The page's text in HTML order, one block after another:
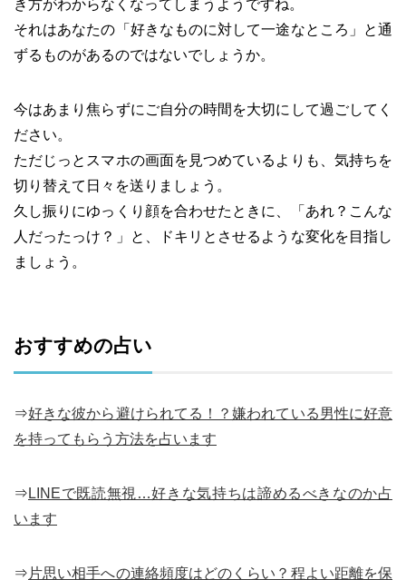
き方がわからなくなってしまうようですね。
それはあなたの「好きなものに対して一途なところ」と通
ずるものがあるのではないでしょうか。
今はあまり焦らずにご自分の時間を大切にして過ごしてく
ださい。
ただじっとスマホの画面を見つめているよりも、気持ちを
切り替えて日々を送りましょう。
久し振りにゆっくり顔を合わせたときに、「あれ？こんな
人だったっけ？」と、ドキリとさせるような変化を目指し
ましょう。
おすすめの占い
⇒好きな彼から避けられてる！？嫌われている男性に好意
を持ってもらう方法を占います
⇒ LINEで既読無視…好きな気持ちは諦めるべきなのか占
います
⇒ 片思い相手への連絡頻度はどのくらい？程よい距離を保